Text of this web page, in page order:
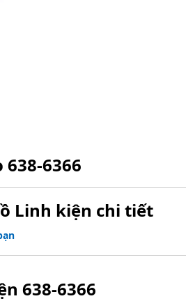
638-6366
Linh kiện chi tiết
638-6366